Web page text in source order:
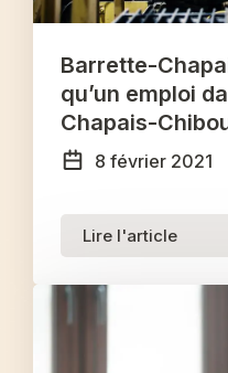
Barrette-
qu’un emploi
Chapais-
8 février 2021
Lire l'article